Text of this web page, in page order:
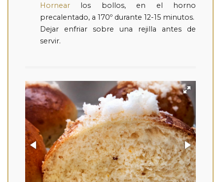
Hornear los bollos, en el horno
precalentado, a 170º durante 12-15 minutos.
Dejar enfriar sobre una rejilla antes de
servir.